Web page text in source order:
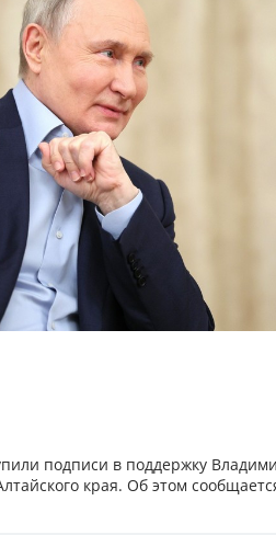
подписи в поддержку
края. Об этом